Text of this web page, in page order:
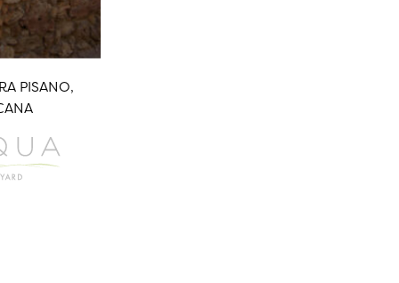
PISANO,